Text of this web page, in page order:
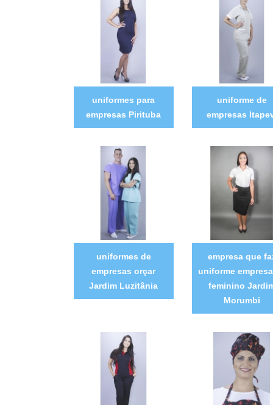
uniformes para
empresas Pirituba
uniforme de
empresas
uniformes de
empresas orçar
Jardim Luzitânia
empresa que
uniforme
feminino
Morumbi